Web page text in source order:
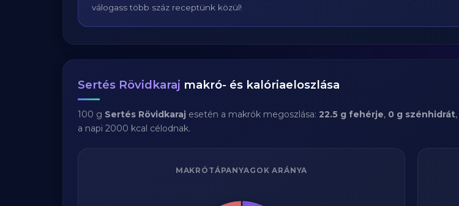
válogass több száz receptünk közül!
Sertés Rövidkaraj makró- és kalóriaeloszlása
100 g Sertés Rövidkaraj esetén a makrók megoszlása: 22.5 g fehérje, 0 g szénhidrát,
a napi 2000 kcal célodnak.
MAKRÓTÁPANYAGOK ARÁNYA